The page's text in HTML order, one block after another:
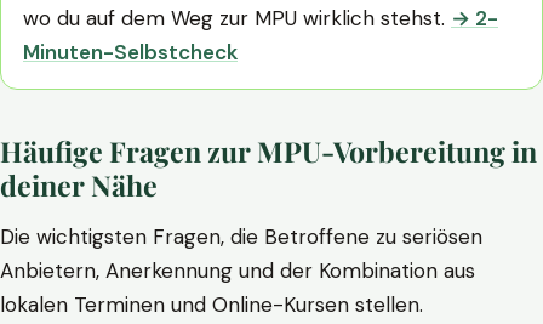
wo du auf dem Weg zur MPU wirklich stehst. → 2-
Minuten-Selbstcheck
Häufige Fragen zur MPU-Vorbereitung in
deiner Nähe
Die wichtigsten Fragen, die Betroffene zu seriösen
Anbietern, Anerkennung und der Kombination aus
lokalen Terminen und Online-Kursen stellen.